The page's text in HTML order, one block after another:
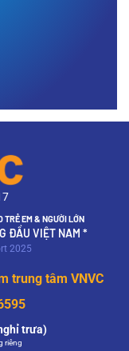
vắc xin chưa được
phòng) em lỡ có
thế nào?
gây ra hậu quả
sùi mào gà thì có
sức khỏe thai nhi?
và xét nghiệm
TRẺ EM & NGƯỜI LỚN
ĐẦU VIỆT NAM *
2025
trung tâm VNVC
trưa)
riêng